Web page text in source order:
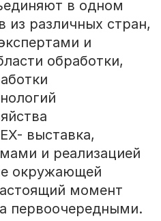
в одном
из различных стран,
и
обработки,
выставка,
и реализацией
окружающей
момент
первоочередными.